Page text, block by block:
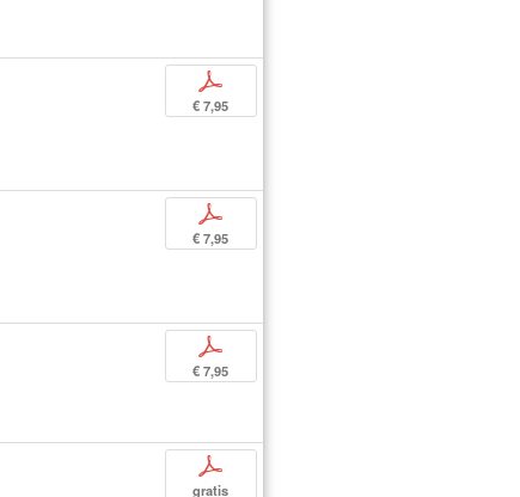
p
€ 7,95
p
€ 7,95
p
€ 7,95
p
gratis